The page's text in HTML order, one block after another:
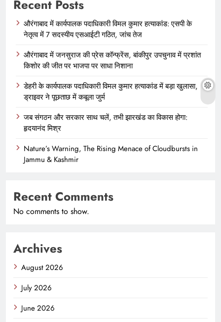
Recent Posts
औरंगाबाद में कार्यपालक पदाधिकारी विमल कुमार हत्याकांड: एसपी के
नेतृत्व में 7 सदस्यीय एसआईटी गठित, जांच तेज
औरंगाबाद में जनसुराज की प्रेस कॉन्फ्रेंस, बांकीपुर उपचुनाव में प्रशांत
किशोर की जीत पर भाजपा पर साधा निशाना
डेहरी के कार्यपालक पदाधिकारी विमल कुमार हत्याकांड में बड़ा खुलासा,
ड्राइवर ने पूछताछ में कबूला जुर्म
जब संगठन और सरकार साथ चलें, तभी झारखंड का विकास होगा:
हृदयानंद मिश्र
Nature’s Warning, The Rising Menace of Cloudbursts in
Jammu & Kashmir
Recent Comments
No comments to show.
Archives
August 2026
July 2026
June 2026